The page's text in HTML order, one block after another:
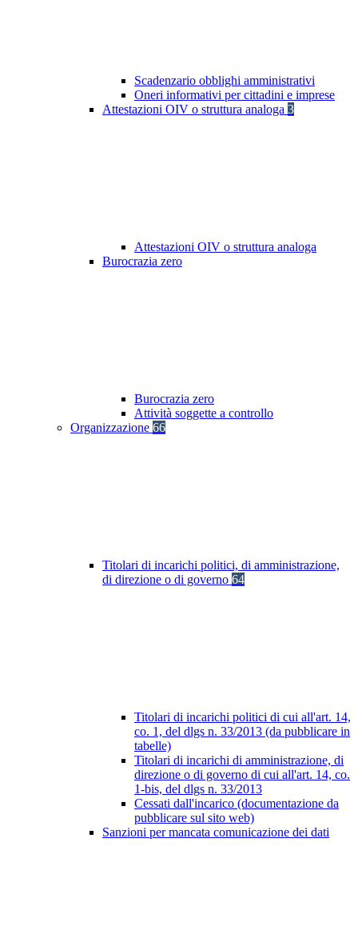
Scadenzario obblighi amministrativi
Oneri informativi per cittadini e imprese
Attestazioni OIV o struttura analoga 3
Attestazioni OIV o struttura analoga
Burocrazia zero
Burocrazia zero
Attività soggette a controllo
Organizzazione 66
Titolari di incarichi politici, di amministrazione,
di direzione o di governo 64
Titolari di incarichi politici di cui all'art. 14,
co. 1, del dlgs n. 33/2013 (da pubblicare in
tabelle)
Titolari di incarichi di amministrazione, di
direzione o di governo di cui all'art. 14, co.
1-bis, del dlgs n. 33/2013
Cessati dall'incarico (documentazione da
pubblicare sul sito web)
Sanzioni per mancata comunicazione dei dati